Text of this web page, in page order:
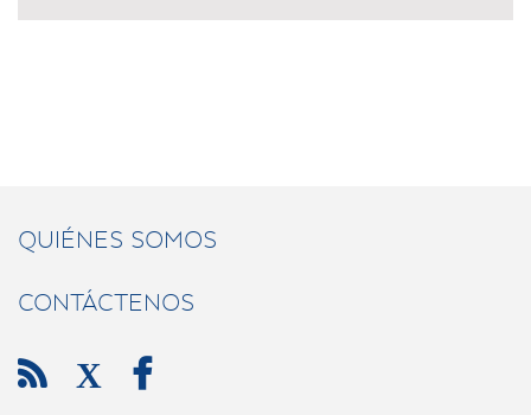
QUIÉNES SOMOS
CONTÁCTENOS
 X 